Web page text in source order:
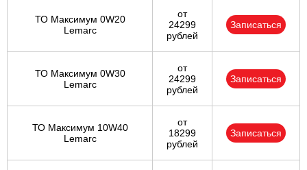
ТО Максимум 0W20
Lemarc
от
24299
рублей
Записаться
ТО Максимум 0W30
Lemarc
от
24299
рублей
Записаться
ТО Максимум 10W40
Lemarc
от
18299
рублей
Записаться